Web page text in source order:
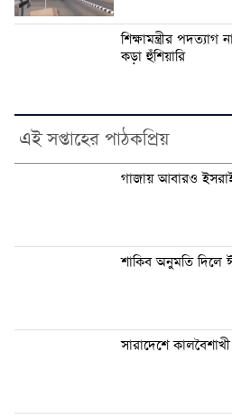
শিক্ষামন্ত্রীর
কড়া হুঁশিয়ারি
এই সপ্তাহের পাঠকপ্রিয়
গাজায় আবারও
শাকিব অনুমতি দিলে
সারাদেশে